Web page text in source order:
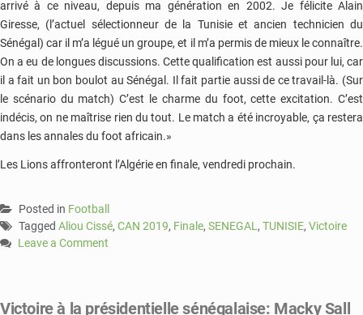
arrivé à ce niveau, depuis ma génération en 2002. Je félicite Alain
Giresse, (l’actuel sélectionneur de la Tunisie et ancien technicien du
Sénégal) car il m’a légué un groupe, et il m’a permis de mieux le connaître.
On a eu de longues discussions. Cette qualification est aussi pour lui, car
il a fait un bon boulot au Sénégal. Il fait partie aussi de ce travail-là. (Sur
le scénario du match) C’est le charme du foot, cette excitation. C’est
indécis, on ne maîtrise rien du tout. Le match a été incroyable, ça restera
dans les annales du foot africain.»
Les Lions affronteront l’Algérie en finale, vendredi prochain.
Posted in Football
Tagged Aliou Cissé, CAN 2019, Finale, SENEGAL , TUNISIE, Victoire
Leave a Comment
«un
Victoire à la présidentielle sénégalaise: Macky Sall